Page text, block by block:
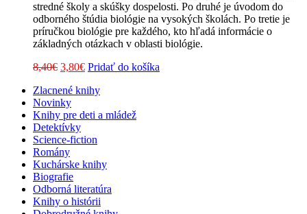
stredné školy a skúšky dospelosti. Po druhé je úvodom do
odborného štúdia biológie na vysokých školách. Po tretie je
príručkou biológie pre každého, kto hľadá informácie o
základných otázkach v oblasti biológie.
8,40€ Pôvodná
bola:
8,40€.
3,80€Aktuálna
je:
Pridať do košíka
Zlacnené knihy
Novinky
Knihy pre deti a mládež
Detektívky
Science-fiction
Romány
Kuchárske knihy
Biografie
Odborná literatúra
Knihy o histórii